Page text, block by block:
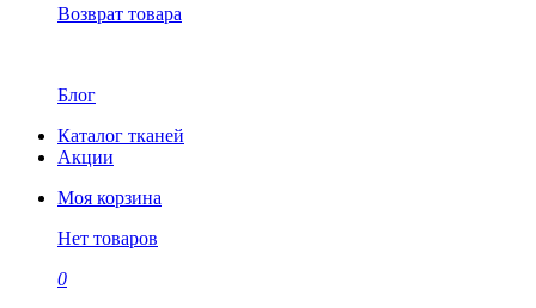
Возврат товара
Блог
Каталог тканей
Акции
Моя корзина
Нет товаров
0